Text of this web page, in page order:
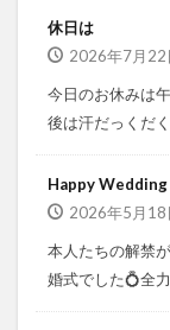
休日は
2026年7月22
今日のお休みは
後は汗だっくだ
Happy Wedding
2026年5月18
本人たちの解禁
婚式でした💍⁡⁡⁡全